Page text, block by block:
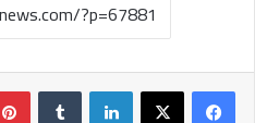
لينكدإن